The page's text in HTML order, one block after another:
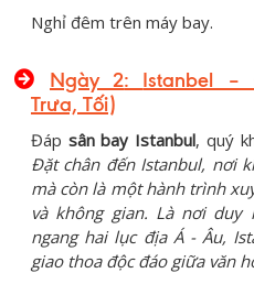
Nghỉ đêm trên máy bay.
Ngày 2: Istanbel –
Trưa, Tối)
Đáp sân bay Istanbul, quý
Đặt chân đến Istanbul, nơi
mà còn là một hành trình
và không gian. Là nơi
ngang hai lục địa Á - Âu,
giao thoa độc đáo giữa văn